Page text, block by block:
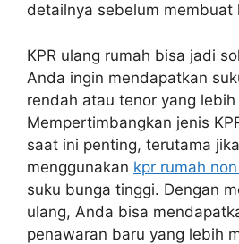
detailnya sebelum membuat
KPR ulang rumah bisa jadi
Anda ingin mendapatkan
rendah atau tenor yang lebih
Mempertimbangkan jenis
saat ini penting, terutama
menggunakan kpr rumah
suku bunga tinggi. Dengan
ulang, Anda bisa
penawaran baru yang lebih